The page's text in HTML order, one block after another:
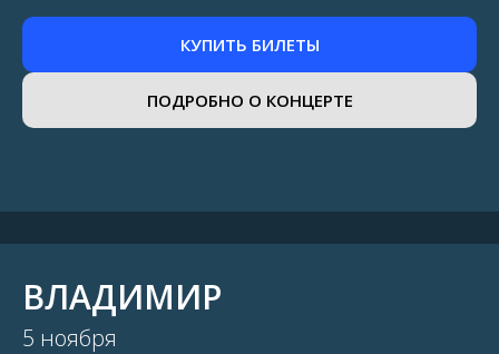
КУПИТЬ БИЛЕТЫ
ПОДРОБНО О КОНЦЕРТЕ
ВЛАДИМИР
5 ноября